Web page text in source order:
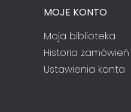
MOJE KONTO
Moja biblioteka
Historia zamówień
Ustawienia konta